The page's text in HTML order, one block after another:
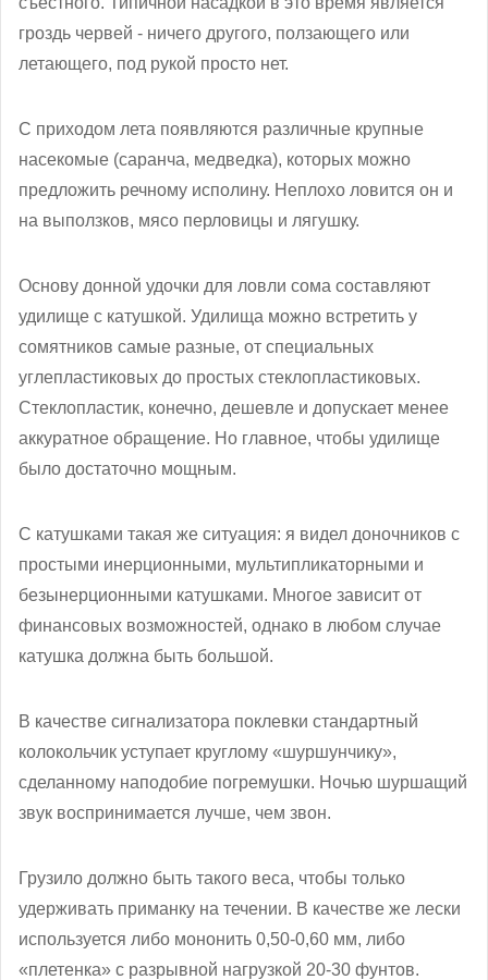
гроздь червей - ничего другого, ползающего или
летающего, под рукой просто нет.
С приходом лета появляются различные крупные
насекомые (саранча, медведка), которых можно
предложить речному исполину. Неплохо ловится он и
на выползков, мясо перловицы и лягушку.
Основу донной удочки для ловли сома составляют
удилище с катушкой. Удилища можно встретить у
сомятников самые разные, от специальных
углепластиковых до простых стеклопластиковых.
Стеклопластик, конечно, дешевле и допускает менее
аккуратное обращение. Но главное, чтобы удилище
было достаточно мощным.
С катушками такая же ситуация: я видел доночников с
простыми инерционными, мультипликаторными и
безынерционными катушками. Многое зависит от
финансовых возможностей, однако в любом случае
катушка должна быть большой.
В качестве сигнализатора поклевки стандартный
колокольчик уступает круглому «шуршунчику»,
сделанному наподобие погремушки. Ночью шуршащий
звук воспринимается лучше, чем звон.
Грузило должно быть такого веса, чтобы только
удерживать приманку на течении. В качестве же лески
используется либо мононить 0,50-0,60 мм, либо
«плетенка» с разрывной нагрузкой 20-30 фунтов.